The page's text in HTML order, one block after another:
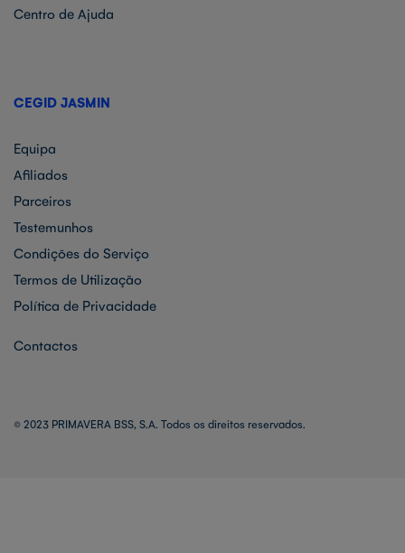
Centro de Ajuda
CEGID JASMIN
Equipa
Afiliados
Parceiros
Testemunhos
Condições do Serviço
Termos de Utilização
Política de Privacidade
Contactos
© 2023 PRIMAVERA BSS, S.A. Todos os direitos reservados.